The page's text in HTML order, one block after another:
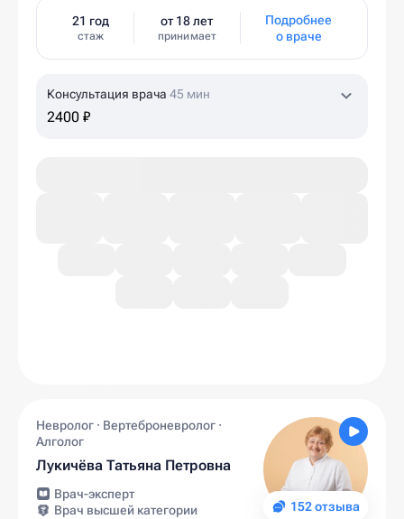
21 год
стаж
от 18 лет
принимает
Подробнее
о враче
Консультация врача 45 мин
2400 ₽
152 отзыва
Невролог · Вертеброневролог ·
Алголог
Лукичёва Татьяна Петровна
Врач-эксперт
Врач высшей категории